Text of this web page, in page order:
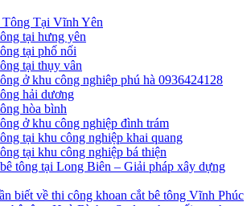
Tông Tại Vĩnh Yên
tại hưng yên
tại phố nối
tại thụy vân
ở khu công nghiêp phú hà 0936424128
hải dương
hòa bình
ở khu công nghiệp đình trám
tại khu công nghiệp khai quang
tại khu công nghiệp bá thiện
tông tại Long Biên – Giải pháp xây dựng
biết về thi công khoan cắt bê tông Vĩnh Phúc